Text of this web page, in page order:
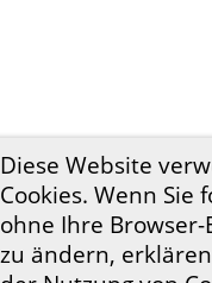
Diese Website
Cookies. Wenn Sie
ohne Ihre
zu ändern,